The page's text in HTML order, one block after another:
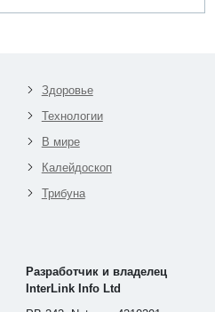
Здоровье
Технологии
В мире
Калейдоскоп
Трибуна
Разработчик и владелец
InterLink Info Ltd